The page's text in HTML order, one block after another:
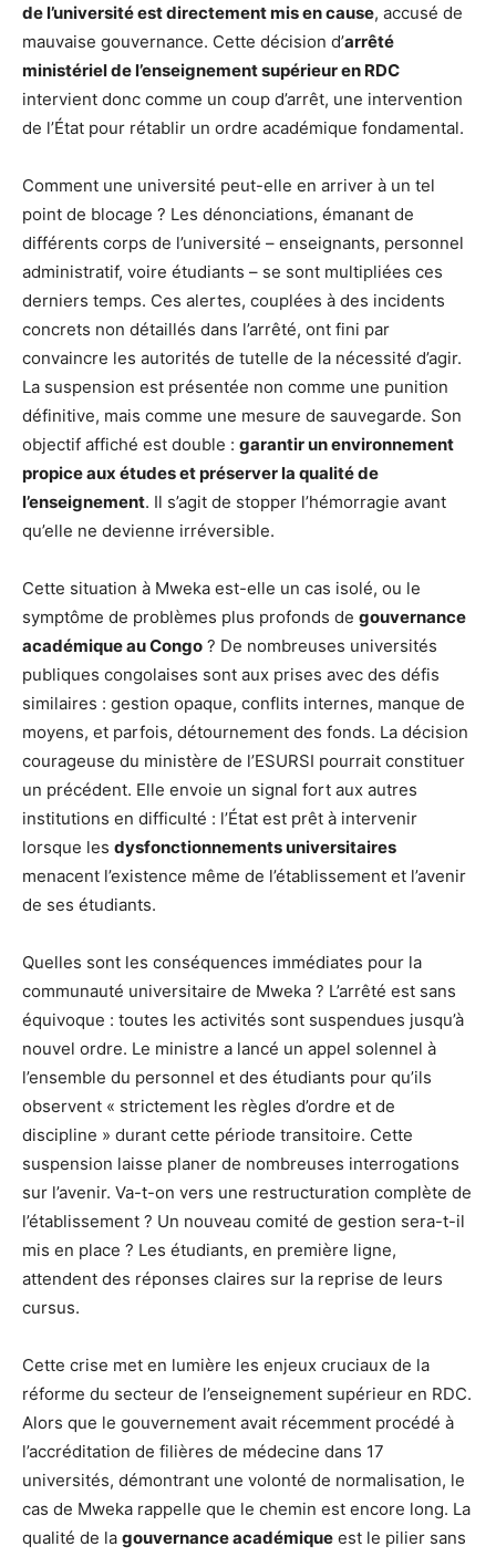
de l’université est directement mis en cause, accusé de
mauvaise gouvernance. Cette décision d’arrêté
ministériel de l’enseignement supérieur en RDC
intervient donc comme un coup d’arrêt, une intervention
de l’État pour rétablir un ordre académique fondamental.
Comment une université peut-elle en arriver à un tel
point de blocage ? Les dénonciations, émanant de
différents corps de l’université – enseignants, personnel
administratif, voire étudiants – se sont multipliées ces
derniers temps. Ces alertes, couplées à des incidents
concrets non détaillés dans l’arrêté, ont fini par
convaincre les autorités de tutelle de la nécessité d’agir.
La suspension est présentée non comme une punition
définitive, mais comme une mesure de sauvegarde. Son
objectif affiché est double : garantir un environnement
propice aux études et préserver la qualité de
l’enseignement. Il s’agit de stopper l’hémorragie avant
qu’elle ne devienne irréversible.
Cette situation à Mweka est-elle un cas isolé, ou le
symptôme de problèmes plus profonds de gouvernance
académique au Congo ? De nombreuses universités
publiques congolaises sont aux prises avec des défis
similaires : gestion opaque, conflits internes, manque de
moyens, et parfois, détournement des fonds. La décision
courageuse du ministère de l’ESURSI pourrait constituer
un précédent. Elle envoie un signal fort aux autres
institutions en difficulté : l’État est prêt à intervenir
lorsque les dysfonctionnements universitaires
menacent l’existence même de l’établissement et l’avenir
de ses étudiants.
Quelles sont les conséquences immédiates pour la
communauté universitaire de Mweka ? L’arrêté est sans
équivoque : toutes les activités sont suspendues jusqu’à
nouvel ordre. Le ministre a lancé un appel solennel à
l’ensemble du personnel et des étudiants pour qu’ils
observent « strictement les règles d’ordre et de
discipline » durant cette période transitoire. Cette
suspension laisse planer de nombreuses interrogations
sur l’avenir. Va-t-on vers une restructuration complète de
l’établissement ? Un nouveau comité de gestion sera-t-il
mis en place ? Les étudiants, en première ligne,
attendent des réponses claires sur la reprise de leurs
cursus.
Cette crise met en lumière les enjeux cruciaux de la
réforme du secteur de l’enseignement supérieur en RDC.
Alors que le gouvernement avait récemment procédé à
l’accréditation de filières de médecine dans 17
universités, démontrant une volonté de normalisation, le
cas de Mweka rappelle que le chemin est encore long. La
qualité de la gouvernance académique est le pilier sans